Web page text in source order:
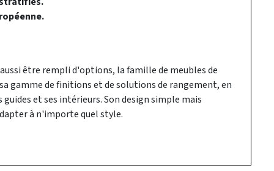
être rempli d'options, la famille de meubles de
gamme de finitions et de solutions de rangement, en
et ses intérieurs. Son design simple mais
à n'importe quel style.